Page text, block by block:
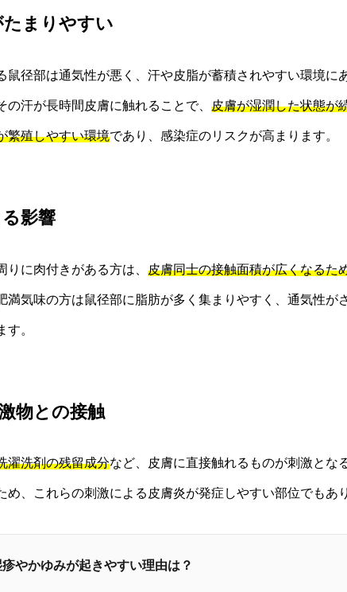
たまりやすい
鼠径部は通気性が悪く、汗や皮脂が蓄積されやすい環境に
汗が長時間皮膚に触れることで、 皮膚が湿潤した状態が
繁殖しやすい環境であり、感染症のリスクが高まります。
影響
に肉付きがある方は、 皮膚同士の接触面積が広くなるた
満気味の方は鼠径部に脂肪が多く集まりやすく、通気性が
。
物との接触
濯洗剤の残留成分など、皮膚に直接触れるものが刺激とな
め、これらの刺激による皮膚炎が発症しやすい部位でもあ
やかゆみが起きやすい理由は？